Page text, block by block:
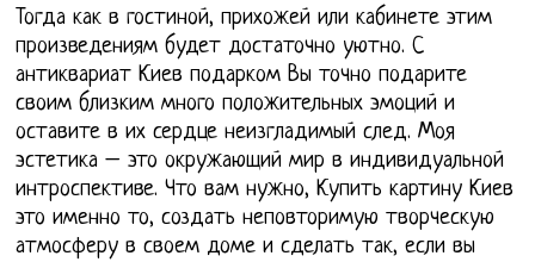
Тогда как в гостиной, прихожей или кабинете этим
произведениям будет достаточно уютно. С
антиквариат Киев подарком Вы точно подарите
своим близким много положительных эмоций и
оставите в их сердце неизгладимый след. Моя
эстетика – это окружающий мир в индивидуальной
интроспективе. Что вам нужно, Купить картину Киев
это именно то, создать неповторимую творческую
атмосферу в своем доме и сделать так, если вы